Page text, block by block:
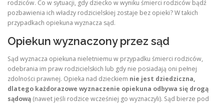
rodziców. Co w sytuacji, gdy dziecko w wyniku śmierci rodziców bądź
pozbawienia ich władzy rodzicielskiej zostaje bez opieki? W takich
przypadkach opiekuna wyznacza sąd.
Opiekun wyznaczony przez sąd
Sąd wyznacza opiekuna nieletniemu w przypadku śmierci rodziców,
odebrania im praw rodzicielskich lub gdy nie posiadają oni pełnej
zdolności prawnej. Opieka nad dzieckiem nie jest dziedziczna,
dlatego każdorazowe wyznaczenie opiekuna odbywa się drogą
sądową (nawet jeśli rodzice wcześniej go wyznaczyli). Sąd bierze pod